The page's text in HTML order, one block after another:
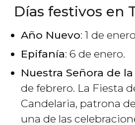
Días festivos en
Año Nuevo: 1 de
Epifanía: 6 de enero.
Nuestra Señora de
de febrero. La Fiesta
Candelaria, patrona
una de las